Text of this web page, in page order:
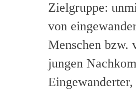
Zielgruppe:
von
Menschen bzw.
jungen